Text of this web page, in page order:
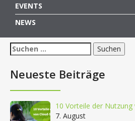
EVENTS
NEWS
Suchen
nach:
Neueste Beiträge
10 Vorteile der Nutzung
7. August